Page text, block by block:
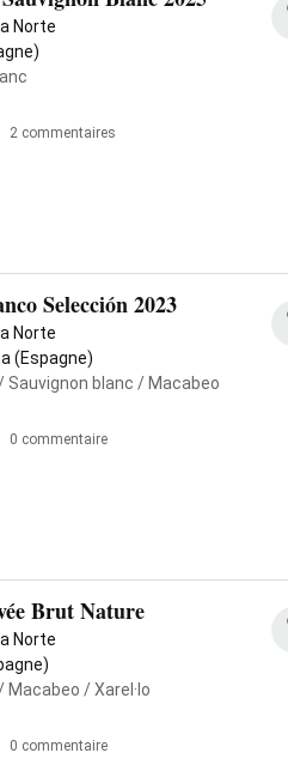
Norte
2 commentaires
Selección 2023
Norte
(Espagne)
Sauvignon blanc / Macabeo
0 commentaire
Brut Nature
Norte
Macabeo / Xarel·lo
0 commentaire